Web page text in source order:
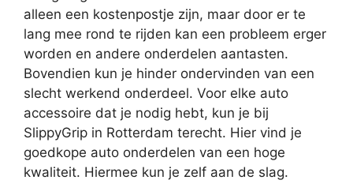
alleen een kostenpostje zijn, maar door er te
lang mee rond te rijden kan een probleem erger
worden en andere onderdelen aantasten.
Bovendien kun je hinder ondervinden van een
slecht werkend onderdeel. Voor elke auto
accessoire dat je nodig hebt, kun je bij
SlippyGrip in Rotterdam terecht. Hier vind je
goedkope auto onderdelen van een hoge
kwaliteit. Hiermee kun je zelf aan de slag.